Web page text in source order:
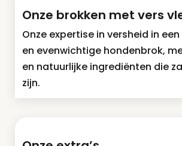
Onze brokken met vers
Onze expertise in versheid in
en evenwichtige hondenbrok,
en natuurlijke ingrediënten die
zijn.